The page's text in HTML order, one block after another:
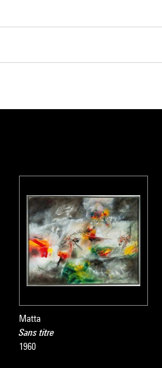
Matta
Sans titre
1960